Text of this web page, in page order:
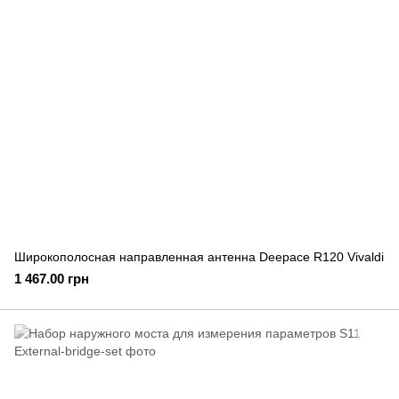
Широкополосная направленная антенна Deepace R120 Vivaldi
1 467.00 грн